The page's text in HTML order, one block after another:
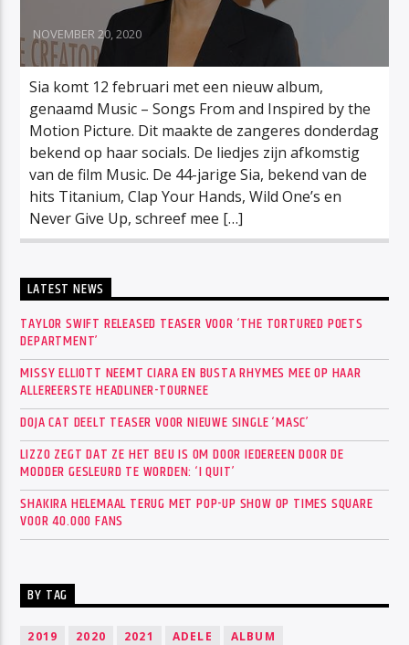
NOVEMBER 20, 2020
Sia komt 12 februari met een nieuw album,
genaamd Music – Songs From and Inspired by the
Motion Picture. Dit maakte de zangeres donderdag
bekend op haar socials. De liedjes zijn afkomstig
van de film Music. De 44-jarige Sia, bekend van de
hits Titanium, Clap Your Hands, Wild One’s en
Never Give Up, schreef mee […]
LATEST NEWS
TAYLOR SWIFT RELEASED TEASER VOOR ‘THE TORTURED POETS
DEPARTMENT’
MISSY ELLIOTT NEEMT CIARA EN BUSTA RHYMES MEE OP HAAR
ALLEREERSTE HEADLINER-TOURNEE
DOJA CAT DEELT TEASER VOOR NIEUWE SINGLE ‘MASC’
LIZZO ZEGT DAT ZE HET BEU IS OM DOOR IEDEREEN DOOR DE
MODDER GESLEURD TE WORDEN: ‘I QUIT’
SHAKIRA HELEMAAL TERUG MET POP-UP SHOW OP TIMES SQUARE
VOOR 40.000 FANS
BY TAG
2019 2020 2021 ADELE
ALBUM